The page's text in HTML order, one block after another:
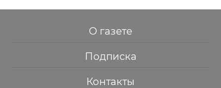
О газете
Подписка
Контакты